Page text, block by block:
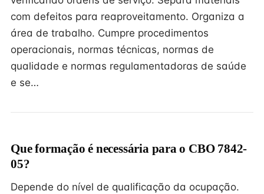
com defeitos para reaproveitamento. Organiza a
área de trabalho. Cumpre procedimentos
operacionais, normas técnicas, normas de
qualidade e normas regulamentadoras de saúde
e se…
Que formação é necessária para o CBO 7842-
05?
Depende do nível de qualificação da ocupação.